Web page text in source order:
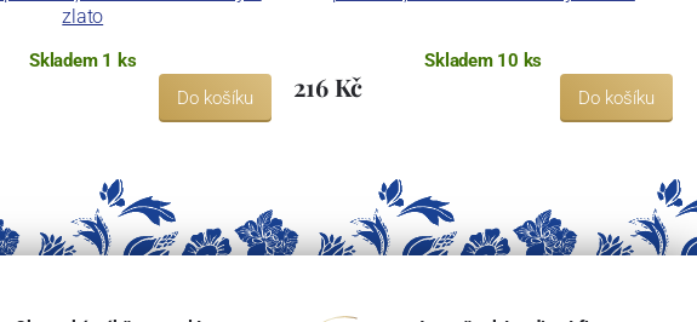
zlato
Skladem 1 ks
Do košíku
Skladem 10 ks
216 Kč Do košíku